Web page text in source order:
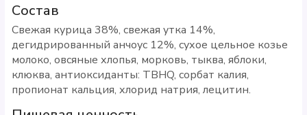
Состав
Свежая курица 38%, свежая утка 14%,
дегидрированный анчоус 12%, сухое цельное козье
молоко, овсяные хлопья, морковь, тыква, яблоки,
клюква, антиоксиданты: TBHQ, сорбат калия,
пропионат кальция, хлорид натрия, лецитин.